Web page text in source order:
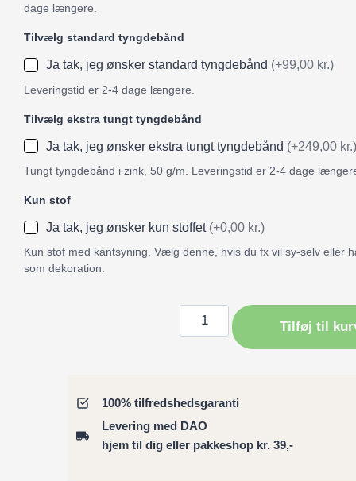
dage længere.
Tilvælg standard tyngdebånd
Ja tak, jeg ønsker standard tyngdebånd (+99,00 kr.)
Leveringstid er 2-4 dage længere.
Tilvælg ekstra tungt tyngdebånd
Ja tak, jeg ønsker ekstra tungt tyngdebånd (+249,00 kr.)
Tungt tyngdebånd i zink, 50 g/m. Leveringstid er 2-4 dage
Kun stof
Ja tak, jeg ønsker kun stoffet (+0,00 kr.)
Kun stof med kantsyning. Vælg denne, hvis du fx vil sy-selv eller
som dekoration.
Badeforhæng
/
Bruseforhæng
mørkelilla
antal
Tilføj til
100% tilfredshedsgaranti
Levering med DAO
hjem til dig eller pakkeshop kr. 39,-